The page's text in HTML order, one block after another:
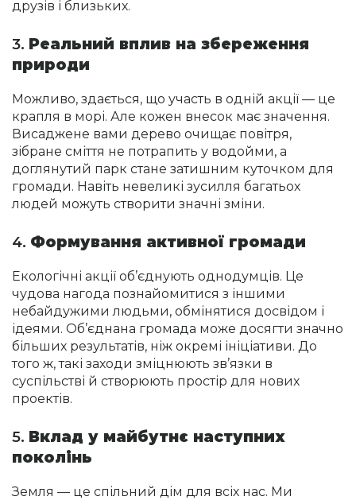
друзів і близьких.
3. Реальний вплив на збереження
природи
Можливо, здається, що участь в одній акції — це
крапля в морі. Але кожен внесок має значення.
Висаджене вами дерево очищає повітря,
зібране сміття не потрапить у водойми, а
доглянутий парк стане затишним куточком для
громади. Навіть невеликі зусилля багатьох
людей можуть створити значні зміни.
4. Формування активної громади
Екологічні акції об’єднують однодумців. Це
чудова нагода познайомитися з іншими
небайдужими людьми, обмінятися досвідом і
ідеями. Об’єднана громада може досягти значно
більших результатів, ніж окремі ініціативи. До
того ж, такі заходи зміцнюють зв’язки в
суспільстві й створюють простір для нових
проектів.
5. Вклад у майбутнє наступних
поколінь
Земля — це спільний дім для всіх нас. Ми